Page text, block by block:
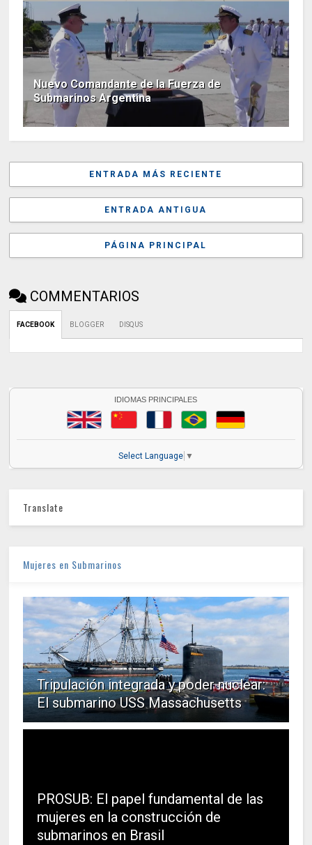
Nuevo Comandante de la Fuerza de
Submarinos Argentina
ENTRADA MÁS RECIENTE
ENTRADA ANTIGUA
PÁGINA PRINCIPAL
COMMENTARIOS
FACEBOOK BLOGGER DISQUS
IDIOMAS PRINCIPALES
Select Language ▼
Translate
Mujeres en Submarinos
Tripulación integrada y poder nuclear:
El submarino USS Massachusetts
PROSUB: El papel fundamental de las
mujeres en la construcción de
submarinos en Brasil